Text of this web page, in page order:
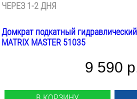
ЧЕРЕЗ 1-2 ДНЯ
Домкрат подкатный гидравлический
MATRIX MASTER 51035
9 590